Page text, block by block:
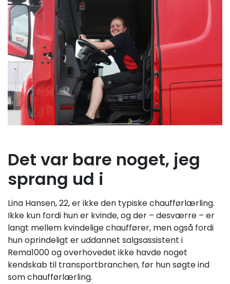
Det var bare noget, jeg
sprang ud i
Lina Hansen, 22, er ikke den typiske chaufførlærling.
Ikke kun fordi hun er kvinde, og der – desværre – er
langt mellem kvindelige chauffører, men også fordi
hun oprindeligt er uddannet salgsassistent i
Rema1000 og overhovedet ikke havde noget
kendskab til transportbranchen, før hun søgte ind
som chaufførlærling.